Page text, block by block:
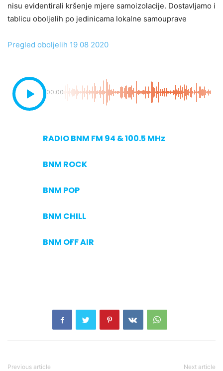
nisu evidentirali kršenje mjere samoizolacije. Dostavljamo i
tablicu oboljelih po jedinicama lokalne samouprave
Pregled oboljelih 19 08 2020
00:00
RADIO BNM FM 94 & 100.5 MHz
BNM ROCK
BNM POP
BNM CHILL
BNM OFF AIR
Previous article Next article